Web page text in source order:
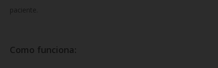
paciente.
Como funciona: